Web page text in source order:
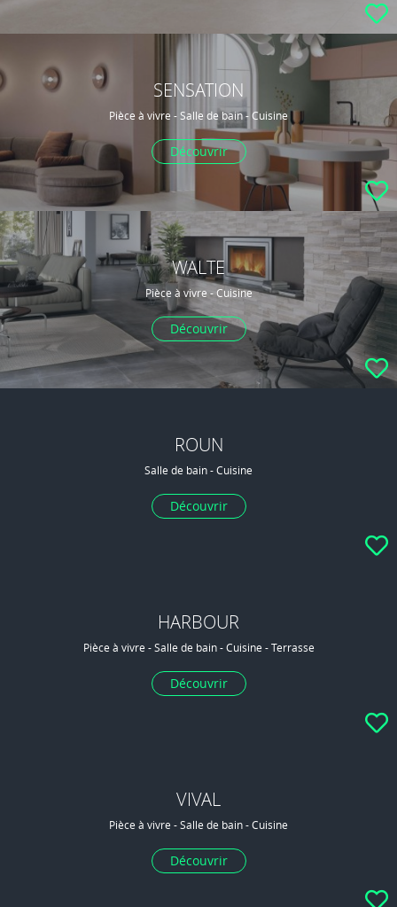
SENSATION
Pièce à vivre - Salle de bain - Cuisine
Découvrir
WALTE
Pièce à vivre - Cuisine
Découvrir
ROUN
Salle de bain - Cuisine
Découvrir
HARBOUR
Pièce à vivre - Salle de bain - Cuisine - Terrasse
Découvrir
VIVAL
Pièce à vivre - Salle de bain - Cuisine
Découvrir